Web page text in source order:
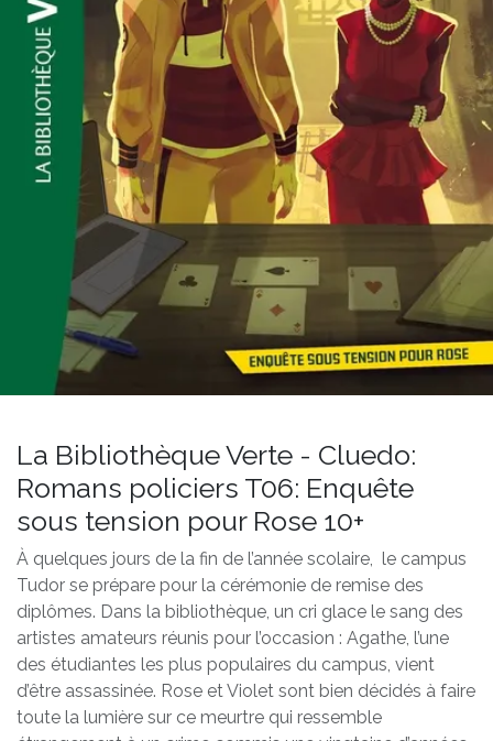
La Bibliothèque Verte - Cluedo:
Romans policiers T06: Enquête
sous tension pour Rose 10+
À quelques jours de la fin de l’année scolaire, le campus
Tudor se prépare pour la cérémonie de remise des
diplômes. Dans la bibliothèque, un cri glace le sang des
artistes amateurs réunis pour l’occasion : Agathe, l’une
des étudiantes les plus populaires du campus, vient
d’être assassinée. Rose et Violet sont bien décidés à faire
toute la lumière sur ce meurtre qui ressemble